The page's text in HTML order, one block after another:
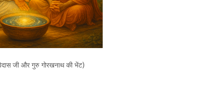
जी और गुरु गोरखनाथ की भेंट)